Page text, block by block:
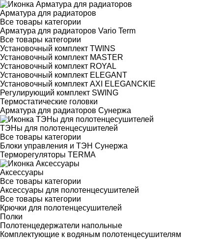
Арматура для радиаторов
Все товары категории
Арматура для радиаторов Vario Term
Все товары категории
Установочный комплект TWINS
Установочный комплект MASTER
Установочный комплект ROYAL
Установочный комплект ELEGANT
Установочный комплект AXI ELEGANCKIE
Регулирующий комплект SWING
Термостатические головки
Арматура для радиаторов Сунержа
ТЭНы для полотенцесушителей
Все товары категории
Блоки управления и ТЭН Сунержа
Терморегуляторы TERMA
Аксессуары
Все товары категории
Аксессуары для полотенцесушителей
Все товары категории
Крючки для полотенцесушителей
Полки
Полотенцедержатели напольные
Комплектующие к водяным полотенцесушителям